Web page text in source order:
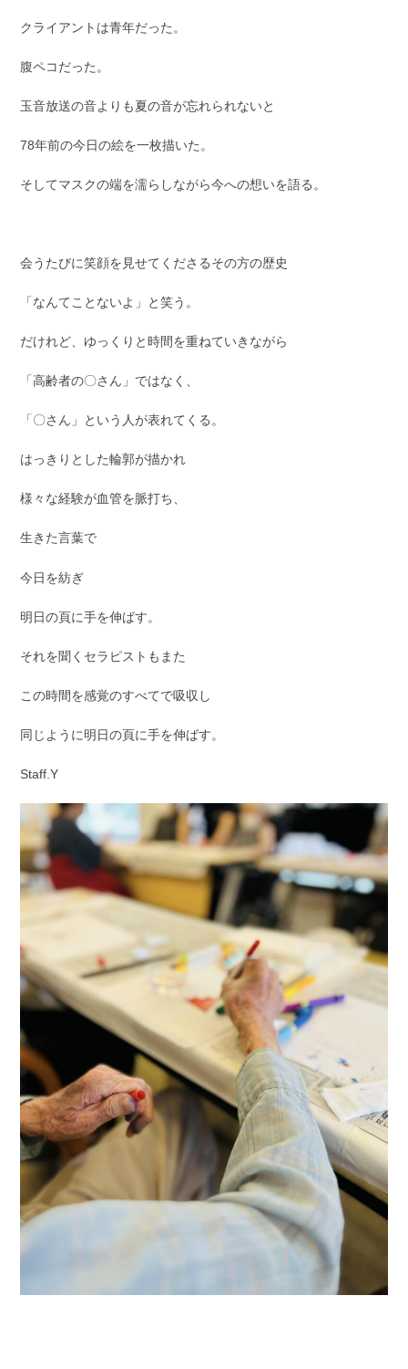
クライアントは青年だった。
腹ペコだった。
玉音放送の音よりも夏の音が忘れられないと
78年前の今日の絵を一枚描いた。
そしてマスクの端を濡らしながら今への想いを語る。
会うたびに笑顔を見せてくださるその方の歴史
「なんてことないよ」と笑う。
だけれど、ゆっくりと時間を重ねていきながら
「高齢者の〇さん」ではなく、
「〇さん」という人が表れてくる。
はっきりとした輪郭が描かれ
様々な経験が血管を脈打ち、
生きた言葉で
今日を紡ぎ
明日の頁に手を伸ばす。
それを聞くセラピストもまた
この時間を感覚のすべてで吸収し
同じように明日の頁に手を伸ばす。
Staff.Y